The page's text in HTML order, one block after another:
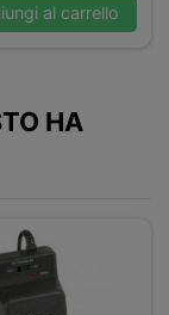
al carrello
HA